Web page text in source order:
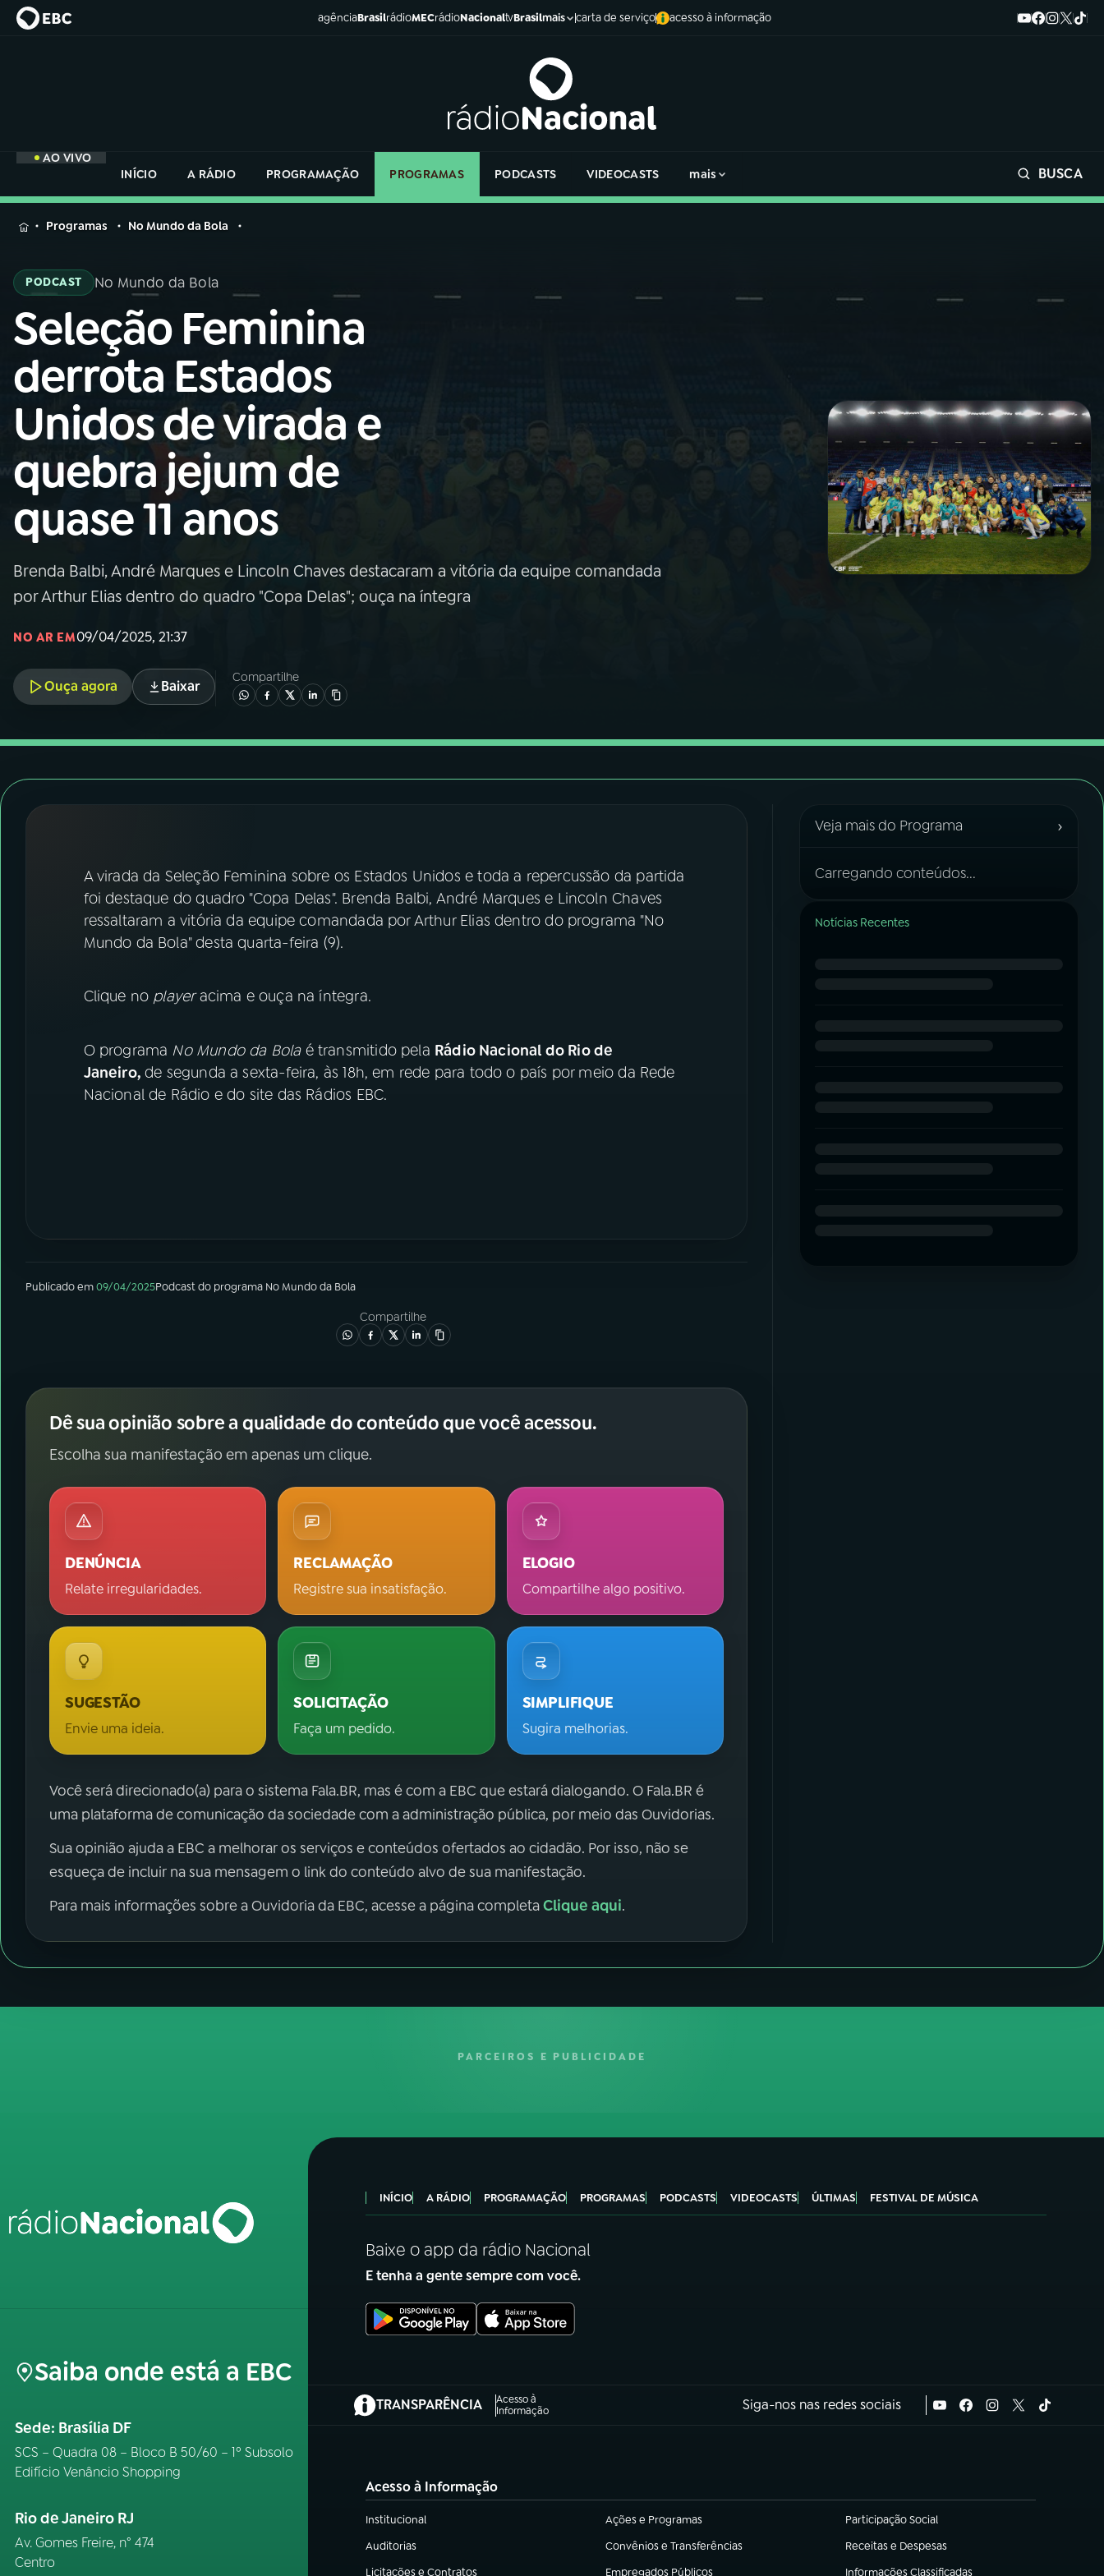
agênciaBrasilrádioMECrádioNacionaltvBrasilmais carta de serviço acesso à informação
AO VIVO
INÍCIO
A RÁDIO PROGRAMAÇÃO PROGRAMAS PODCASTS VIDEOCASTS mais BUSCA
MENU
Buscar
na
Rádio
Nacional
AO VIVO
01INÍCIO
02A RÁDIO
PROGRAMAÇÃO
04PROGRAMAS
05 PODCASTS
06VIDEOCASTS
07ÚLTIMAS
YouTube Facebook
Instagram X
na
Rádio
Programas No Mundo da Bola
PODCAST No Mundo da Bola
Seleção Feminina
derrota Estados
Unidos de virada e
quebra jejum de
quase 11 anos
Brenda Balbi, André Marques e Lincoln Chaves destacaram a vitória da equipe comandada
por Arthur Elias dentro do quadro "Copa Delas"; ouça na íntegra
NO AR EM09/04/2025, 21:37
Ouça agora Baixar
Compartilhe
A virada da Seleção Feminina sobre os Estados Unidos e toda a repercussão da partida
foi destaque do quadro "Copa Delas". Brenda Balbi, André Marques e Lincoln Chaves
ressaltaram a vitória da equipe comandada por Arthur Elias dentro do programa "No
Mundo da Bola" desta quarta-feira (9).
Clique no playeracima e ouça na íntegra.
O programa No Mundo da Bolaé transmitido pela Rádio Nacional do Rio de
Janeiro,de segunda a sexta-feira, às 18h, em rede para todo o país por meio da Rede
Nacional de Rádio e do site das Rádios EBC.
Publicado em09/04/2025Podcastdo programa No Mundo da Bola
Compartilhe
Dê sua opinião sobre a qualidade do conteúdo que você acessou.
Escolha sua manifestação em apenas um clique.
DENÚNCIA
Relate irregularidades.
RECLAMAÇÃO
Registre sua insatisfação.
ELOGIO
Compartilhe algo positivo.
SUGESTÃO
Envie uma ideia.
SOLICITAÇÃO
Faça um pedido.
SIMPLIFIQUE
Sugira melhorias.
Você será direcionado(a) para o sistema Fala.BR, mas é com a EBC que estará dialogando. O Fala.BR é
uma plataforma de comunicação da sociedade com a administração pública, por meio das Ouvidorias.
Sua opinião ajuda a EBC a melhorar os serviços e conteúdos ofertados ao cidadão. Por isso, não se
esqueça de incluir na sua mensagem o link do conteúdo alvo de sua manifestação.
Para mais informações sobre a Ouvidoria da EBC, acesse a página completaClique aqui.
Veja mais do Programa ›
Carregando conteúdos...
Notícias Recentes
PARCEIROS E PUBLICIDADE
Saiba onde está a EBC
Sede: Brasília DF
SCS – Quadra 08 – Bloco B 50/60 – 1º Subsolo
Edifício Venâncio Shopping
Rio de Janeiro RJ
Av. Gomes Freire, n° 474
Centro
INÍCIO A RÁDIO PROGRAMAÇÃO PROGRAMAS PODCASTS VIDEOCASTS ÚLTIMAS FESTIVAL DE MÚSICA
Baixe o app da rádio Nacional
E tenha a gente sempre com você.
TRANSPARÊNCIA
Acesso à
Informação
(abre em nova aba) Siga-nos nas redes sociais
Acesso à Informação
Institucional
(abre em nova aba) Ações e Programas
(abre em nova aba) Participação Social
(abre em nova aba)
Auditorias
(abre em nova aba) Convênios e Transferências
(abre em nova aba) Receitas e Despesas
(abre em nova aba)
Licitações e Contratos
Empregados Públicos Informações Classificadas